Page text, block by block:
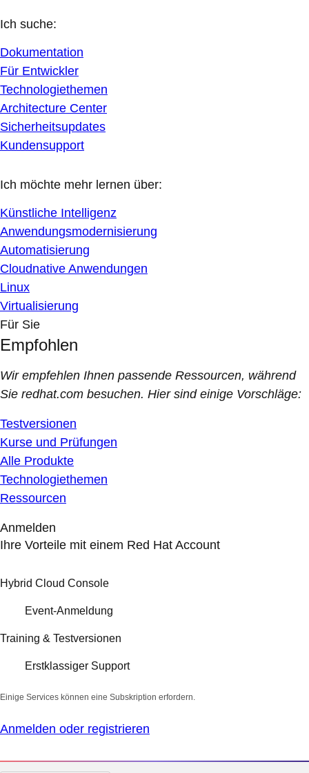
Ich suche:
Dokumentation
Für Entwickler
Technologiethemen
Architecture Center
Sicherheitsupdates
Kundensupport
Ich möchte mehr lernen über:
Künstliche Intelligenz
Anwendungsmodernisierung
Automatisierung
Cloudnative Anwendungen
Linux
Virtualisierung
Für Sie
Empfohlen
Wir empfehlen Ihnen passende Ressourcen, während
Sie redhat.com besuchen. Hier sind einige Vorschläge:
Testversionen
Kurse und Prüfungen
Alle Produkte
Technologiethemen
Ressourcen
Anmelden
Ihre Vorteile mit einem Red Hat Account
Hybrid Cloud Console
Event-Anmeldung
Training & Testversionen
Erstklassiger Support
Einige Services können eine Subskription erfordern.
Anmelden oder registrieren